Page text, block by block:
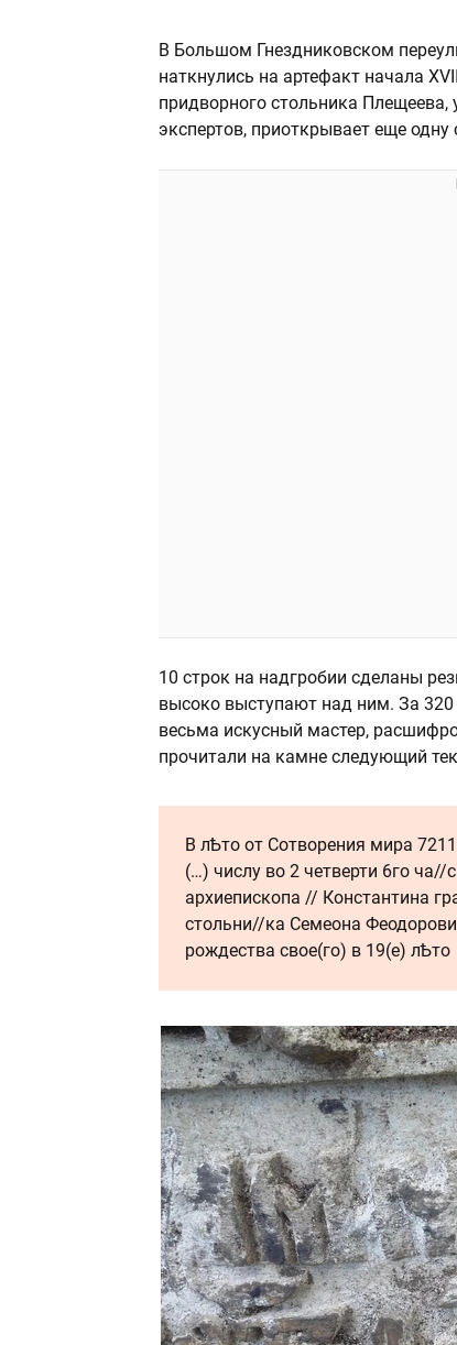
В Большом Гнездниковском
наткнулись на артефакт начала
придворного стольника
экспертов, приоткрывает еще одну
10 строк на надгробии сделаны
высоко выступают над ним. За 320
весьма искусный мастер,
прочитали на камне следующий
В лѢто от Сотворения мира
(…) числу во 2 четверти 6го
архиепископа // Константина
стольни//ка Семеона
рождества свое(го) в 19(е) лѢто